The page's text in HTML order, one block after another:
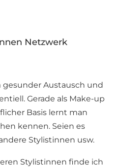
Netzwerk
Austausch und
Gerade als Make-up
Basis lernt man
kennen. Seien es
Stylistinnen usw.
Stylistinnen finde ich